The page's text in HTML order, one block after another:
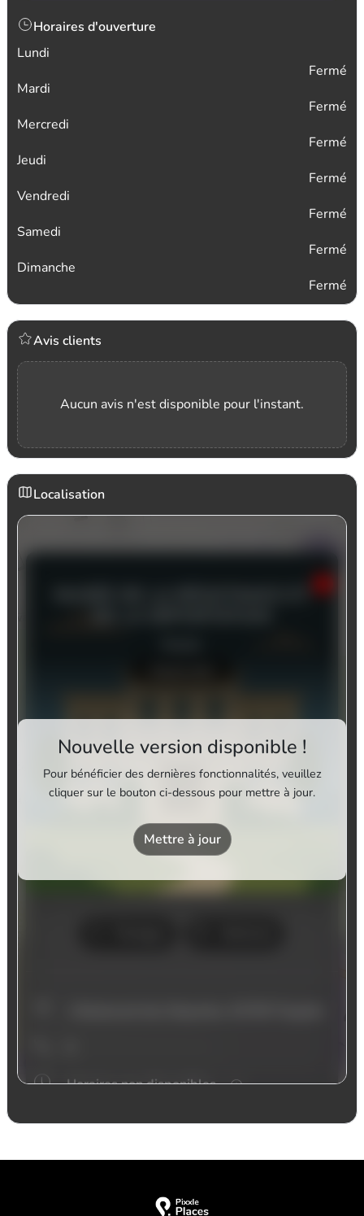
Horaires d'ouverture
Lundi
Fermé
Mardi
Fermé
Mercredi
Fermé
Jeudi
Fermé
Vendredi
Fermé
Samedi
Fermé
Dimanche
Fermé
Avis clients
Aucun avis n'est disponible pour l'instant.
Localisation